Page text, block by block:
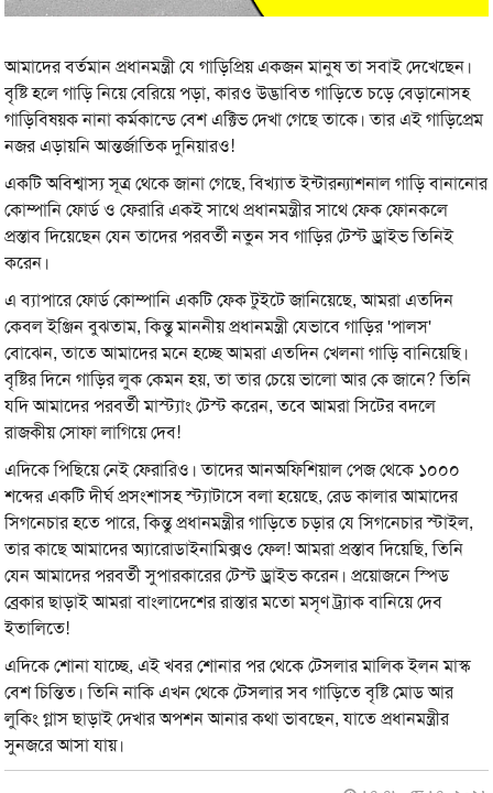
আমাদের বর্তমান প্রধানমন্ত্রী যে গাড়িপ্রিয় একজন মানুষ তা সবাই দেখেছেন।
বৃষ্টি হলে গাড়ি নিয়ে বেরিয়ে পড়া, কারও উদ্ভাবিত গাড়িতে চড়ে বেড়ানোসহ
গাড়িবিষয়ক নানা কর্মকান্ডে বেশ এক্টিভ দেখা গেছে তাকে। তার এই গাড়িপ্রেম
নজর এড়ায়নি আন্তর্জাতিক দুনিয়ারও!
একটি অবিশ্বাস্য সূত্র থেকে জানা গেছে, বিখ্যাত ইন্টারন্যাশনাল গাড়ি বানানোর
কোম্পানি ফোর্ড ও ফেরারি একই সাথে প্রধানমন্ত্রীর সাথে ফেক ফোনকলে
প্রস্তাব দিয়েছেন যেন তাদের পরবর্তী নতুন সব গাড়ির টেস্ট ড্রাইভ তিনিই
করেন।
এ ব্যাপারে ফোর্ড কোম্পানি একটি ফেক টুইটে জানিয়েছে, আমরা এতদিন
কেবল ইঞ্জিন বুঝতাম, কিন্তু মাননীয় প্রধানমন্ত্রী যেভাবে গাড়ির 'পালস'
বোঝেন, তাতে আমাদের মনে হচ্ছে আমরা এতদিন খেলনা গাড়ি বানিয়েছি।
বৃষ্টির দিনে গাড়ির লুক কেমন হয়, তা তার চেয়ে ভালো আর কে জানে? তিনি
যদি আমাদের পরবর্তী মাস্ট্যাং টেস্ট করেন, তবে আমরা সিটের বদলে
রাজকীয় সোফা লাগিয়ে দেব!
এদিকে পিছিয়ে নেই ফেরারিও। তাদের আনঅফিশিয়াল পেজ থেকে ১০০০
শব্দের একটি দীর্ঘ প্রসংশাসহ স্ট্যাটাসে বলা হয়েছে, রেড কালার আমাদের
সিগনেচার হতে পারে, কিন্তু প্রধানমন্ত্রীর গাড়িতে চড়ার যে সিগনেচার স্টাইল,
তার কাছে আমাদের অ্যারোডাইনামিক্সও ফেল! আমরা প্রস্তাব দিয়েছি, তিনি
যেন আমাদের পরবর্তী সুপারকারের টেস্ট ড্রাইভ করেন। প্রয়োজনে স্পিড
ব্রেকার ছাড়াই আমরা বাংলাদেশের রাস্তার মতো মসৃণ ট্র্যাক বানিয়ে দেব
ইতালিতে!
এদিকে শোনা যাচ্ছে, এই খবর শোনার পর থেকে টেসলার মালিক ইলন মাস্ক
বেশ চিন্তিত। তিনি নাকি এখন থেকে টেসলার সব গাড়িতে বৃষ্টি মোড আর
লুকিং গ্লাস ছাড়াই দেখার অপশন আনার কথা ভাবছেন, যাতে প্রধানমন্ত্রীর
সুনজরে আসা যায়।